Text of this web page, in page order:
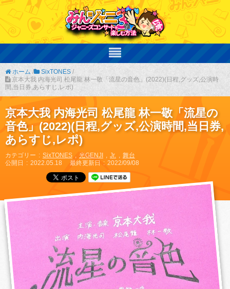
ホーム / SixTONES /
京本大我 内海光司 松尾龍 林一敬「流星の音色」(2022)(日程,グッズ,公演時
間,当日券,あらすじ,レポ)
京本大我 内海光司 松尾龍 林一敬「流星の
音色」(2022)(日程,グッズ,公演時間,当日券,
あらすじ,レポ)
カテゴリー SixTONES 光GENJI Jr.
舞台
公開日
2022.05.18 最終更新日 2022/09/08